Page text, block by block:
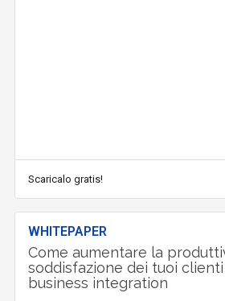
Scaricalo gratis!
WHITEPAPER
Come aumentare la
soddisfazione dei tuoi
business integration